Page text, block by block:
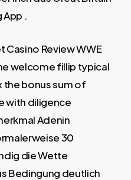
App .
Casino Review WWE
welcome fillip typical
the bonus sum of
with diligence
Adenin
30
die Wette
Bedingung deutlich